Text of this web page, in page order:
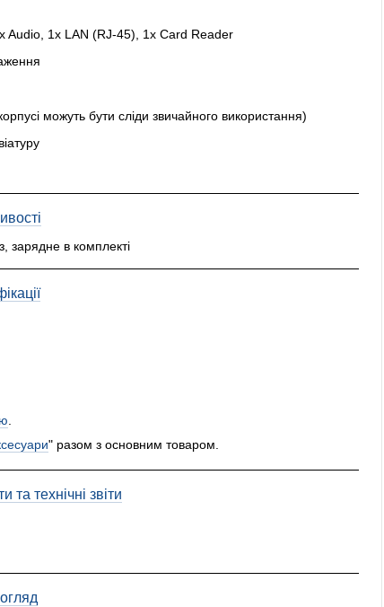
Audio, 1x LAN (RJ-45), 1x Card Reader
можуть бути сліди звичайного використання)
зарядне в комплекті
.
" разом з основним товаром.
та технічні звіти